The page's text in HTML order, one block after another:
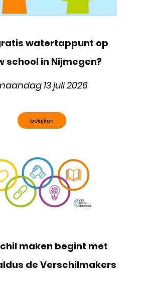
watertappunt op
school in Nijmegen?
13 juli 2026
bekijken
maken begint met
de Verschilmakers